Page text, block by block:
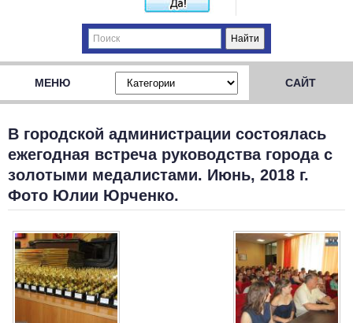
МЕНЮ САЙТ
В городской администрации состоялась
ежегодная встреча руководства города с
золотыми медалистами. Июнь, 2018 г.
Фото Юлии Юрченко.